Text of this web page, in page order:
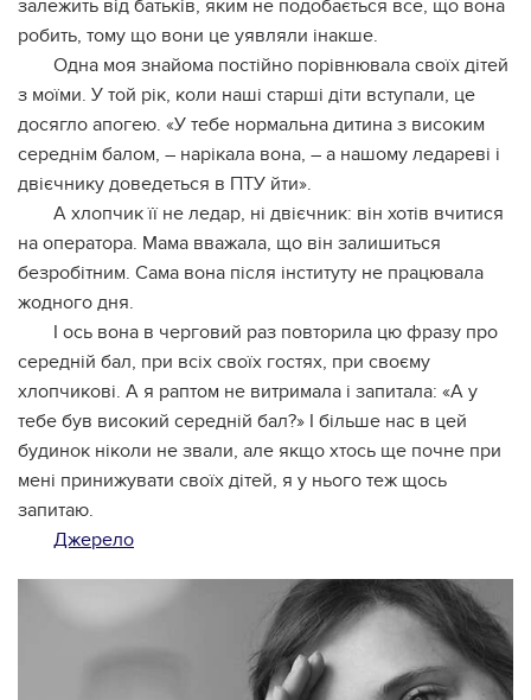
залежить від батьків, яким не подобається все, що вона
робить, тому що вони це уявляли інакше.
Одна моя знайома постійно порівнювала своїх дітей
з моїми. У той рік, коли наші старші діти вступали, це
досягло апогею. «У тебе нормальна дитина з високим
середнім балом, – нарікала вона, – а нашому ледареві і
двієчнику доведеться в ПТУ йти».
А хлопчик її не ледар, ні двієчник: він хотів вчитися
на оператора. Мама вважала, що він залишиться
безробітним. Сама вона після інституту не працювала
жодного дня.
І ось вона в черговий раз повторила цю фразу про
середній бал, при всіх своїх гостях, при своєму
хлопчикові. А я раптом не витримала і запитала: «А у
тебе був високий середній бал?» І більше нас в цей
будинок ніколи не звали, але якщо хтось ще почне при
мені принижувати своїх дітей, я у нього теж щось
запитаю.
Джерело